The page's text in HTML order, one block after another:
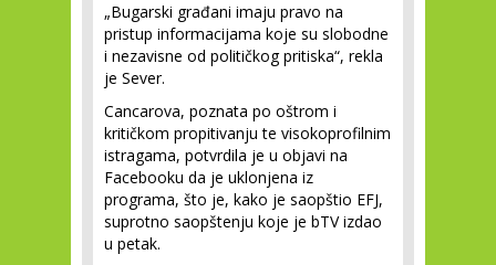
„Bugarski građani imaju pravo na
pristup informacijama koje su slobodne
i nezavisne od političkog pritiska“, rekla
je Sever.
Cancarova, poznata po oštrom i
kritičkom propitivanju te visokoprofilnim
istragama, potvrdila je u objavi na
Facebooku da je uklonjena iz
programa, što je, kako je saopštio EFJ,
suprotno saopštenju koje je bTV izdao
u petak.